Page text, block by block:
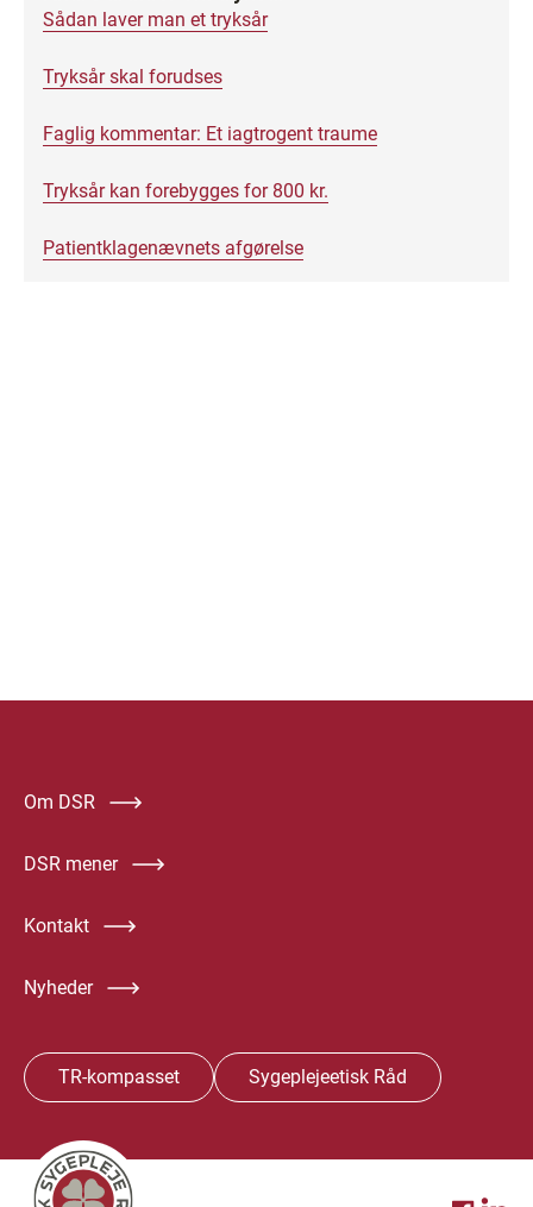
Sådan laver man et tryksår
Tryksår skal forudses
Faglig kommentar: Et iagtrogent traume
Tryksår kan forebygges for 800 kr.
Patientklagenævnets afgørelse
Om DSR
DSR mener
Kontakt
Nyheder
TR-kompasset Sygeplejeetisk Råd